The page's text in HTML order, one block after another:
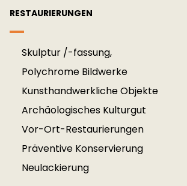
werden. Das führt meist
wird, was wiederum zu
Kosten führt. Normalerweise
Stundensatz dabei um bis zu
höher als bei einer normalen
Restaurierung. Sollte ich eine
Restaurierung nach dem
Rarität berechnen, so wird
RESTAURIERUNGEN
Skulptur /-fassung,
Polychrome Bildwerke
Kunsthandwerkliche Objekte
Archäologisches Kulturgut
Vor-Ort-Restaurierungen
Präventive Konservierung
Neulackierung